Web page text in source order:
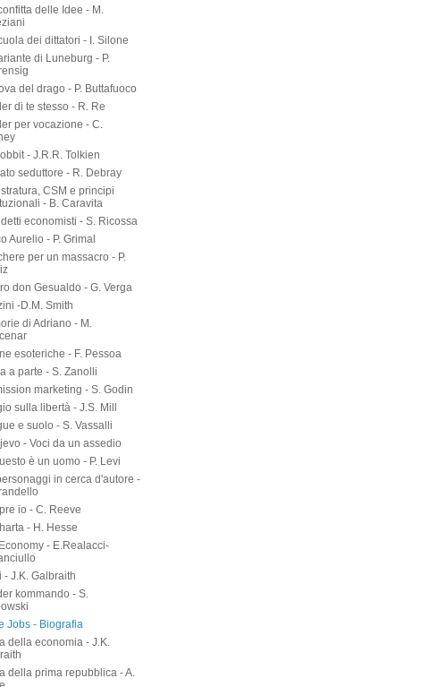
delle Idee - M.
dei dittatori - I. Silone
di Luneburg - P.
del drago - P. Buttafuoco
di te stesso - R. Re
per vocazione - C.
- J.R.R. Tolkien
seduttore - R. Debray
CSM e principi
- B. Caravita
economisti - S. Ricossa
Aurelio - P. Grimal
per un massacro - P.
don Gesualdo - G. Verga
-D.M. Smith
di Adriano - M.
esoteriche - F. Pessoa
a parte - S. Zanolli
marketing - S. Godin
sulla libertà - J.S. Mill
e suolo - S. Vassalli
- Voci da un assedio
è un uomo - P. Levi
in cerca d'autore -
io - C. Reeve
- H. Hesse
- E.Realacci-
- J.K. Galbraith
kommando - S.
Jobs - Biografia
della economia - J.K.
della prima repubblica - A.